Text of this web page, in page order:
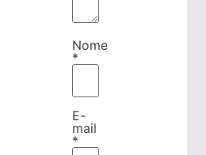
Nome
*
E-
mail
*